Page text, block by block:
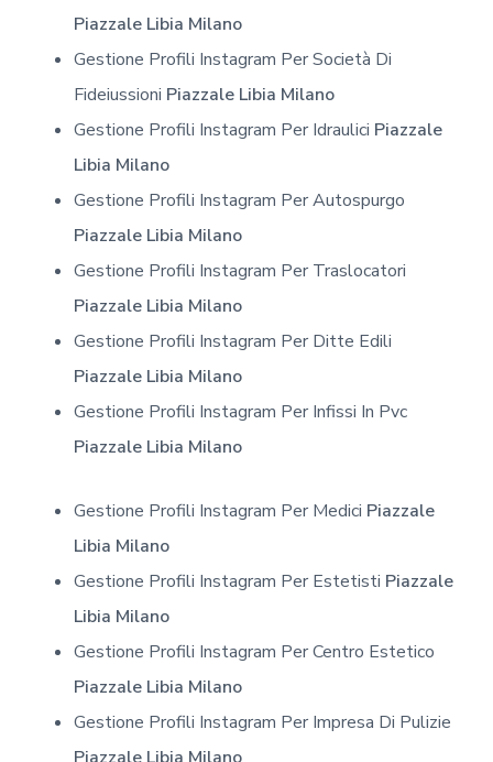
Piazzale Libia Milano
Gestione Profili Instagram Per Società Di
Fideiussioni Piazzale Libia Milano
Gestione Profili Instagram Per Idraulici Piazzale
Libia Milano
Gestione Profili Instagram Per Autospurgo
Piazzale Libia Milano
Gestione Profili Instagram Per Traslocatori
Piazzale Libia Milano
Gestione Profili Instagram Per Ditte Edili
Piazzale Libia Milano
Gestione Profili Instagram Per Infissi In Pvc
Piazzale Libia Milano
Gestione Profili Instagram Per Medici Piazzale
Libia Milano
Gestione Profili Instagram Per Estetisti Piazzale
Libia Milano
Gestione Profili Instagram Per Centro Estetico
Piazzale Libia Milano
Gestione Profili Instagram Per Impresa Di Pulizie